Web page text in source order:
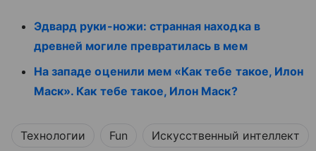
Эдвард руки-ножи: странная находка в
древней могиле превратилась в мем
На западе оценили мем «Как тебе такое, Илон
Маск». Как тебе такое, Илон Маск?
Технологии Fun Искусственный интеллект